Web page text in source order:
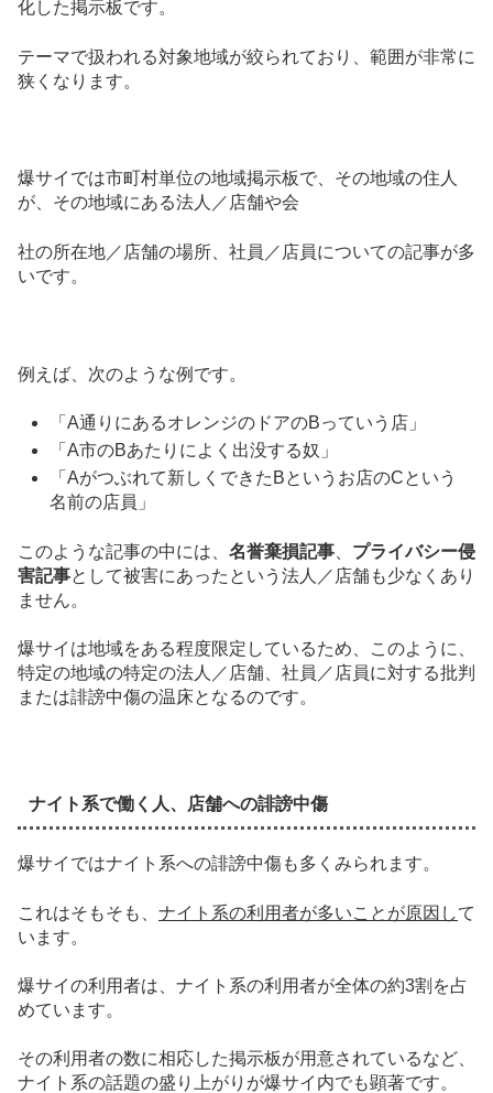
化した掲示板です。
テーマで扱われる対象地域が絞られており、範囲が非常に
狭くなります。
爆サイでは市町村単位の地域掲示板で、その地域の住人
が、その地域にある法人／店舗や会
社の所在地／店舗の場所、社員／店員についての記事が多
いです。
例えば、次のような例です。
「A通りにあるオレンジのドアのBっていう店」
「A市のBあたりによく出没する奴」
「Aがつぶれて新しくできたBというお店のCという
名前の店員」
このような記事の中には、 名誉棄損記事
プライバシー侵
害記事として被害にあったという法人／店舗も少なくあり
ません。
爆サイは地域をある程度限定しているため、このように、
特定の地域の特定の法人／店舗、社員／店員に対する批判
または誹謗中傷の温床となるのです。
ナイト系で働く人、店舗への誹謗中傷
爆サイではナイト系への誹謗中傷も多くみられます。
これはそもそも、 ナイト系の利用者が多いことが原因して
います。
爆サイの利用者は、ナイト系の利用者が全体の約3割 を占
めています。
その利用者の数に相応した掲示板が用意されているなど、
ナイト系の話題の盛り上がりが爆サイ内でも顕著です。